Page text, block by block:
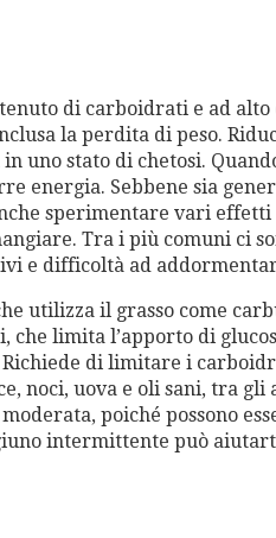
di carboidrati e ad
la perdita di peso.
uno stato di chetosi.
energia. Sebbene sia
sperimentare vari
Tra i più comuni ci
e difficoltà ad
utilizza il grasso come
limita l’apporto di
di limitare i
noci, uova e oli sani, tra
poiché possono
intermittente può